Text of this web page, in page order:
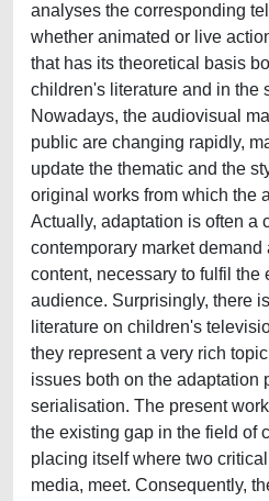
analyses the corresponding
whether animated or live
that has its theoretical basis
children's literature and in the
Nowadays, the audiovisual
public are changing rapidly,
update the thematic and the
original works from which the
Actually, adaptation is often a
contemporary market demand
content, necessary to fulfil the
audience. Surprisingly, there
literature on children's
they represent a very rich
issues both on the adaptation
serialisation. The present
the existing gap in the field of
placing itself where two
media, meet. Consequently,